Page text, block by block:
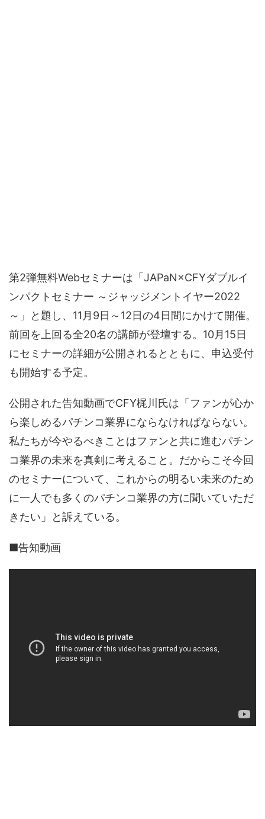
第2弾無料Webセミナーは「JAPaN×CFYダブルイ
ンパクトセミナー ～ジャッジメントイヤー2022
～」と題し、11月9日～12日の4日間にかけて開催。
前回を上回る全20名の講師が登壇する。10月15日
にセミナーの詳細が公開されるとともに、申込受付
も開始する予定。
公開された告知動画でCFY梶川氏は「ファンが心か
ら楽しめるパチンコ業界にならなければならない。
私たちが今やるべきことはファンと共に進むパチン
コ業界の未来を真剣に考えること。だからこそ今回
のセミナーについて、これからの明るい未来のため
に一人でも多くのパチンコ業界の方に聞いていただ
きたい」と訴えている。
■告知動画